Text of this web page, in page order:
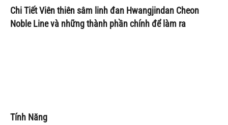
Chi Tiết Viên thiên sâm linh đan Hwangjindan Cheon
Noble Line và những thành phần chính để làm ra
Tính Năng